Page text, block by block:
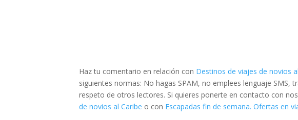
Haz tu comentario en relación con Destinos de viajes de novios
siguientes normas: No hagas SPAM, no emplees lenguaje SMS,
respeto de otros lectores. Si quieres ponerte en contacto con
de novios al Caribe o con Escapadas fin de semana. Ofertas en